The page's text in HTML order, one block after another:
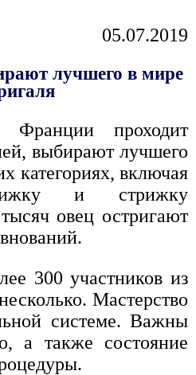
05.07.2019
лучшего в мире
Франции проходит
выбирают лучшего
категориях, включая
и стрижку
овец остригают
300 участников из
Мастерство
системе. Важны
а также состояние